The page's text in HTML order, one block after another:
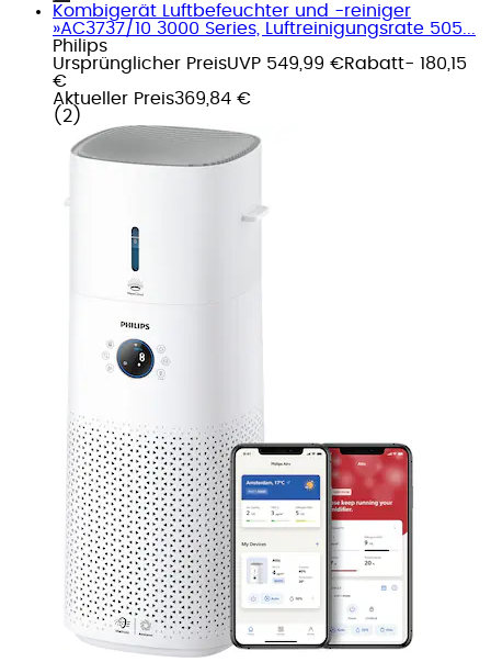
Kombigerät Luftbefeuchter und -reiniger
»AC3737/10 3000 Series, Luftreinigungsrate 505...
Philips
Ursprünglicher PreisUVP 549,99 €Rabatt- 180,15
€
Aktueller Preis369,84 €
( 2 )